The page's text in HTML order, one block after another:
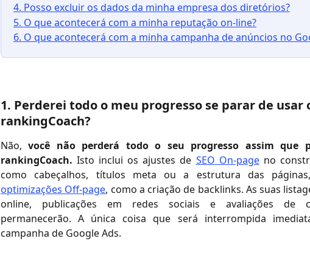
4. Posso excluir os dados da minha empresa dos diretórios?
5. O que acontecerá com a minha reputação on-line?
6. O que acontecerá com a minha campanha de anúncios no
1. Perderei todo o meu progresso se parar de usar
rankingCoach?
Não,você não perderá todo o seu progresso assim que
rankingCoach.Isto inclui os ajustes de SEO On-pageno
como cabeçalhos, títulos meta ou a estrutura das
optimizações Off-page, como a criação de backlinks. As suas
online, publicações em redes sociais e avaliações de
permanecerão. A única coisa que será interrompida
campanha de Google Ads.